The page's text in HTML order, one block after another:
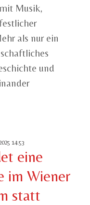
Musik,
als nur ein
und
14:53
eine
im Wiener
statt